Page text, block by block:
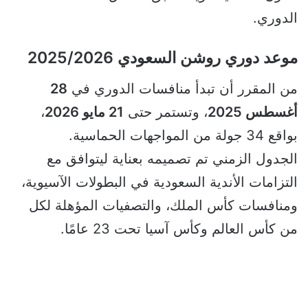
الدوري.
موعد دوري روشن السعودي 2025/2026
من المقرر أن تبدأ منافسات الدوري في 28
أغسطس 2025
، وتستمر حتى 21 مايو 2026
،
بواقع 34 جولة من المواجهات الحماسية.
الجدول الزمني تم تصميمه بعناية ليتوافق مع
التزامات الأندية السعودية في البطولات الآسيوية،
ومنافسات كأس الملك، والتصفيات المؤهلة لكل
من كأس العالم وكأس آسيا تحت 23 عامًا.